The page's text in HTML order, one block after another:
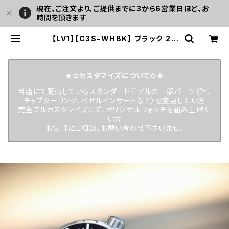
現在、ご注文より、ご提供までに3から6営業日ほど、お
時間を頂きます
【LV1】【C3S-WHBK】 ブラック 20
ダブルドーム風防 無垢ステンレスバ
ンド メンズウォッチ LV1 LEVEL7 |
LEVEL7
★✩カスタマイズについて✩★
当店にて販売しているスタンダードモデルの一部パーツ（針、
チャプターリング、ベゼルインサートなど）を変更したい方
完全フルカスタマイズにて、オリジナルウォッチを組み上げた
い方
お気軽にご相談、お問い合わせ下さいませ。